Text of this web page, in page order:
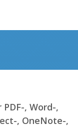
, Word-,
, OneNote-,